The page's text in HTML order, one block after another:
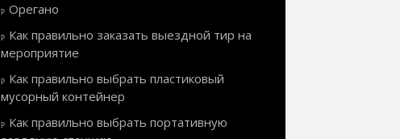
Орегано
Как правильно заказать выездной тир на
мероприятие
Как правильно выбрать пластиковый
мусорный контейнер
Как правильно выбрать портативную